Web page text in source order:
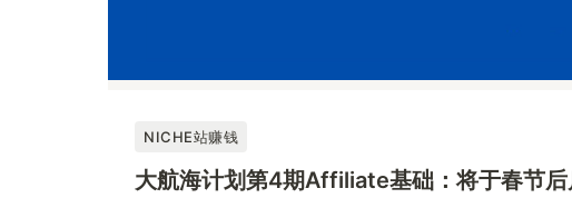
NICHE站赚钱
大航海计划第4期Affiliate基础：将于春节后